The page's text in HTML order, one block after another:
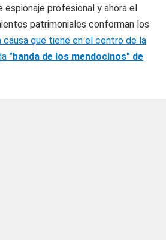
espionaje profesional y ahora el
patrimoniales conforman los
que tiene en el centro de la
"banda de los mendocinos" de